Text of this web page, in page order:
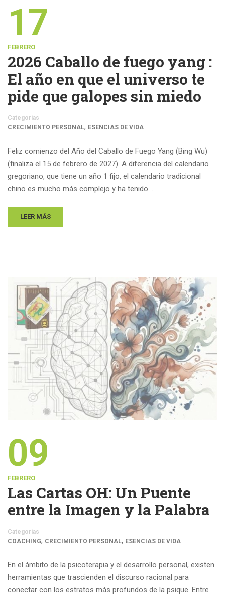
17
FEBRERO
2026 Caballo de fuego yang :
El año en que el universo te
pide que galopes sin miedo
Categorías
CRECIMIENTO PERSONAL, ESENCIAS DE VIDA
Feliz comienzo del Año del Caballo de Fuego Yang (Bing Wu)
(finaliza el 15 de febrero de 2027). A diferencia del calendario
gregoriano, que tiene un año 1 fijo, el calendario tradicional
chino es mucho más complejo y ha tenido …
LEER MÁS
09
FEBRERO
Las Cartas OH: Un Puente
entre la Imagen y la Palabra
Categorías
COACHING, CRECIMIENTO PERSONAL, ESENCIAS DE VIDA
En el ámbito de la psicoterapia y el desarrollo personal, existen
herramientas que trascienden el discurso racional para
conectar con los estratos más profundos de la psique. Entre